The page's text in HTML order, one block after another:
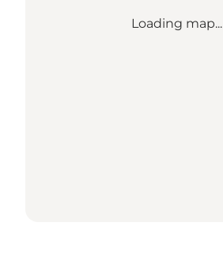
Loading map...